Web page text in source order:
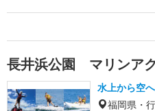
長井浜公園 マリンア
水上から空
福岡県・